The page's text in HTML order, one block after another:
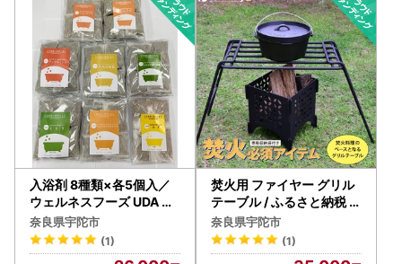
入浴剤 8種類×各5個入／
ウェルネスフーズ UDA バ
スグッズ 無添加 有機栽培
肌荒れ改善 疲労回復 大和
当帰葉 よもぎ ゆず セイタ
奈良県宇陀市
(1)
焚火用 ファイヤー グリル
テーブル / ふるさと納税 キ
ャンプ BBQ バーベキュー
調理 用具 炭火 無水鍋 ピッ
ツバーグ アウトドア スチ
奈良県宇陀市
(1)